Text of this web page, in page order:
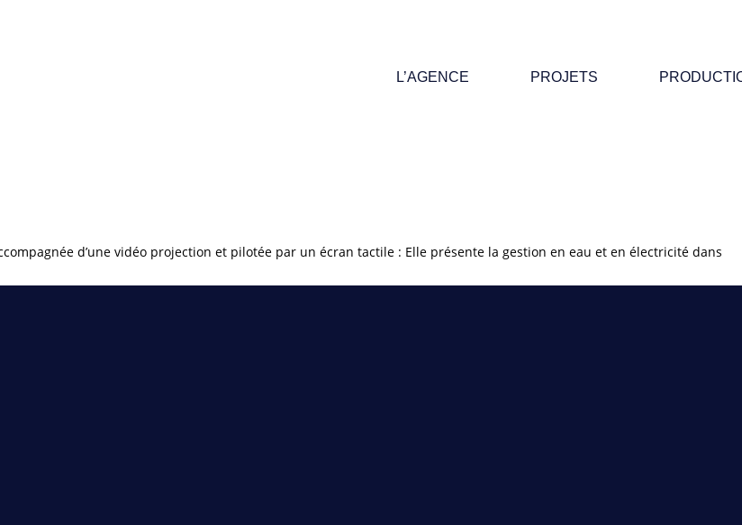
L’AGENCE PROJETS
d’une vidéo projection et pilotée par un écran tactile : Elle présente la gestion en eau et en électricité dans